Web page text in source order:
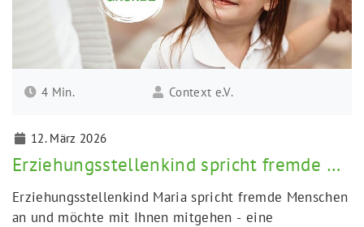
4 Min. Context e.V.
12. März 2026
Erziehungsstellenkind spricht fremde Menschen an
Erziehungsstellenkind Maria spricht fremde Menschen
an und möchte mit Ihnen mitgehen - eine